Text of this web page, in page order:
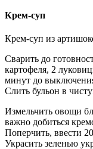
Крем-суп
Крем-суп из
Сварить до
картофеля, 2
минут до
Слить бульон в
Измельчить овощи
важно добиться
Поперчить, ввести
Украсить зеленью